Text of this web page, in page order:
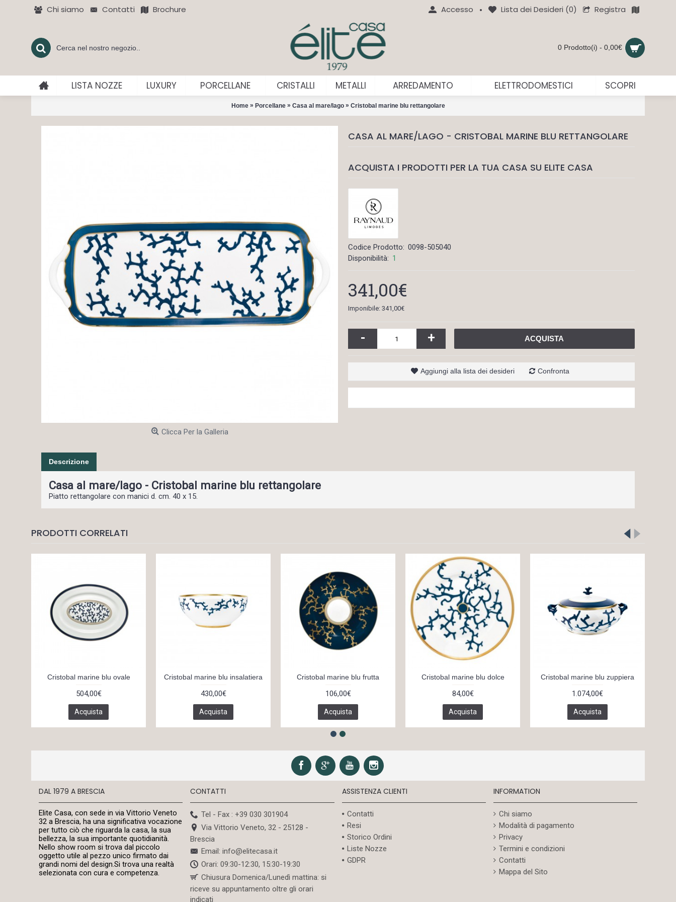
Chi siamo Contatti Brochure Accesso • Lista dei Desideri (0) Registra
0 Prodotto(i) - 0,00€
LISTA NOZZE LUXURY PORCELLANE CRISTALLI METALLI ARREDAMENTO ELETTRODOMESTICI SCOPRI
Home » Porcellane » Casa al mare/lago » Cristobal marine blu rettangolare
Clicca Per la Galleria
CASA AL MARE/LAGO - CRISTOBAL MARINE BLU RETTANGOLARE
ACQUISTA I PRODOTTI PER LA TUA CASA SU ELITE CASA
Codice Prodotto: 0098-505040
Disponibilità: 1
341,00€
Imponibile: 341,00€
- + ACQUISTA
Aggiungi alla lista dei desideri Confronta
Descrizione
Casa al mare/lago - Cristobal marine blu rettangolare
Piatto rettangolare con manici d. cm. 40 x 15.
PRODOTTI CORRELATI
Cristobal marine blu ovale
504,00€
Acquista
Cristobal marine blu insalatiera
430,00€
Acquista
Cristobal marine blu frutta
106,00€
Acquista
Cristobal marine blu dolce
84,00€
Acquista
Cristobal marine blu zuppiera
1.074,00€
Acquista
DAL 1979 A BRESCIA
Elite Casa, con sede in via Vittorio Veneto
32 a Brescia, ha una significativa vocazione
per tutto ciò che riguarda la casa, la sua
bellezza, la sua importante quotidianità.
Nello show room si trova dal piccolo
oggetto utile al pezzo unico firmato dai
grandi nomi del design.Si trova una realtà
selezionata con cura e competenza.
CONTATTI
Tel - Fax : +39 030 301904
Via Vittorio Veneto, 32 - 25128 -
Brescia
Email: info@elitecasa.it
Orari: 09:30-12:30, 15:30-19:30
Chiusura Domenica/Lunedì mattina: si
riceve su appuntamento oltre gli orari
indicati
ASSISTENZA CLIENTI
Contatti
Resi
Storico Ordini
Liste Nozze
GDPR
INFORMATION
Chi siamo
Modalità di pagamento
Privacy
Termini e condizioni
Contatti
Mappa del Sito